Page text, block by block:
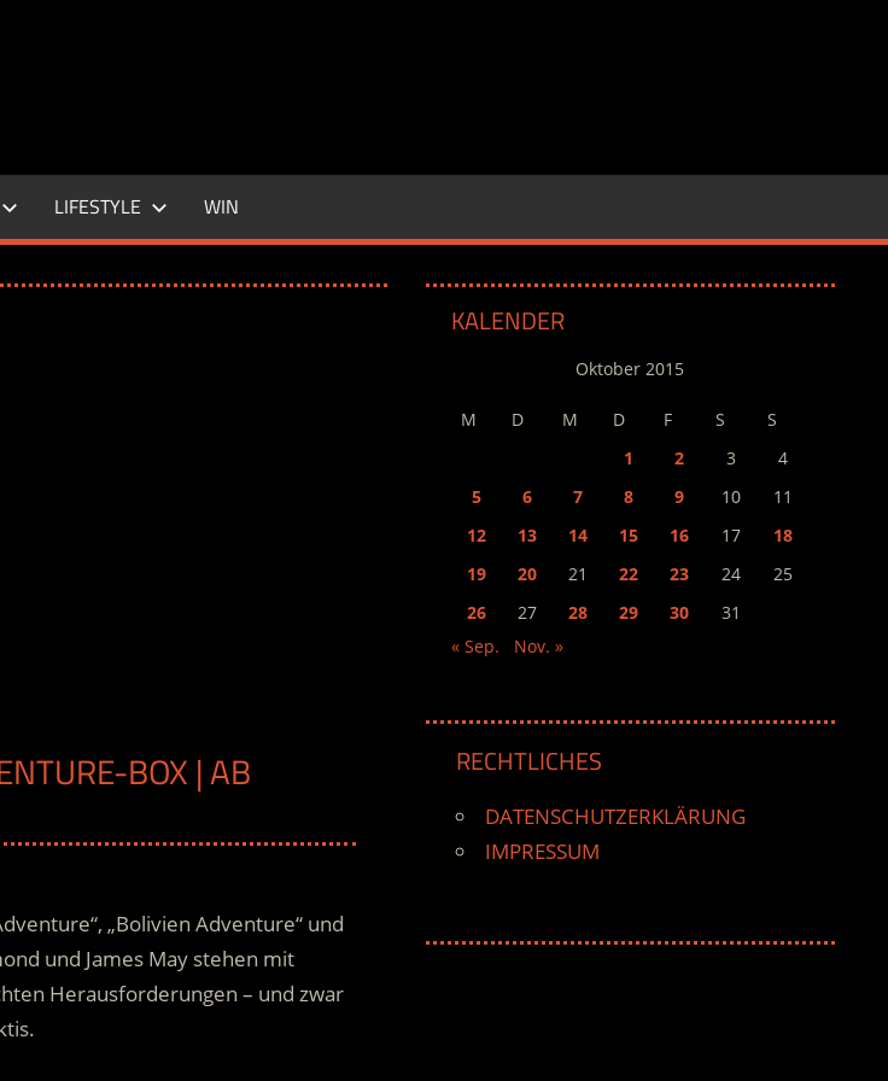
LIFESTYLE WIN
BOX | AB H
„Bolivien Adventure“ und
und James May stehen mit
Herausforderungen – und zwar
KALENDER
Oktober 2015
M D M D F S
S
1
2 3
4
5
6 7 8 9 10
11
12
13 14 15 16 17
18
19
20 21 22 23 24
25
26
27 28 29 30
31
« Sep.
Nov. »
RECHTLICHES
DATENSCHUTZERKLÄRUNG
IMPRESSUM